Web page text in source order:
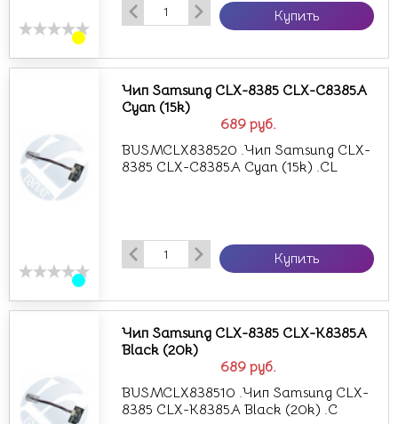
Купить
689 руб.
Чип Samsung CLX-8385 CLX-C8385A
Cyan (15k)
BUSMCLX838520 .Чип Samsung CLX-
8385 CLX-C8385A Cyan (15k) .CL
Купить
689 руб.
Чип Samsung CLX-8385 CLX-K8385A
Black (20k)
BUSMCLX838510 .Чип Samsung CLX-
8385 CLX-K8385A Black (20k) .C